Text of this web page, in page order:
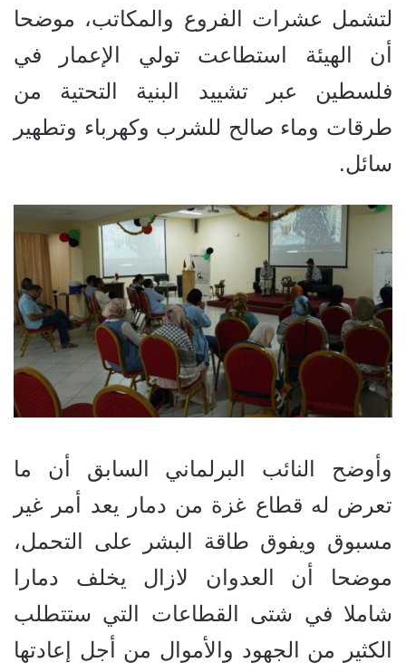
لتشمل عشرات الفروع والمكاتب، موضحا
أن الهيئة استطاعت تولي الإعمار في
فلسطين عبر تشييد البنية التحتية من
طرقات وماء صالح للشرب وكهرباء وتطهير
سائل.
وأوضح النائب البرلماني السابق أن ما
تعرض له قطاع غزة من دمار يعد أمر غير
مسبوق ويفوق طاقة البشر على التحمل،
موضحا أن العدوان لازال يخلف دمارا
شاملا في شتى القطاعات التي ستتطلب
الكثير من الجهود والأموال من أجل إعادتها